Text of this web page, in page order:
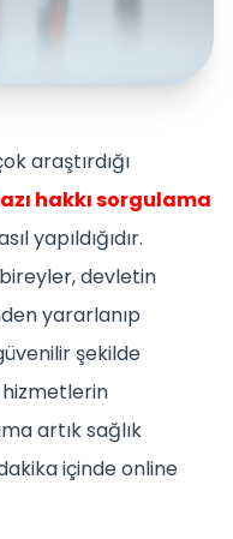
araştırdığı
hakkı sorgulama
yapıldığıdır.
devletin
yararlanıp
şekilde
artık sağlık
içinde online